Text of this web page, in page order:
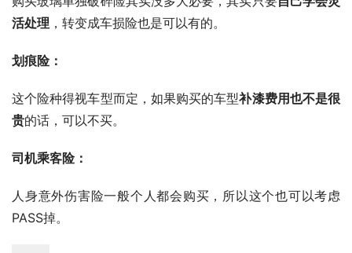
活处理 ，转变成车损险也是可以有的。
划痕险：
这个险种得视车型而定，如果购买的车型补漆费用也不是很
贵的话，可以不买。
司机乘客险：
人身意外伤害险一般个人都会购买，所以这个也可以考虑
PASS掉。